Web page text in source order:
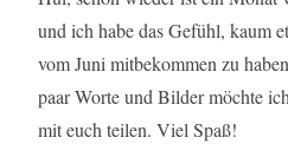
und ich habe das Gefühl, kaum
vom Juni mitbekommen zu
paar Worte und Bilder möchte
mit euch teilen. Viel Spaß!